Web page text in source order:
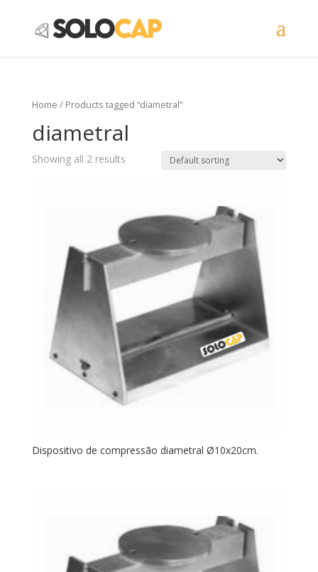
Home / Products tagged “diametral”
diametral
Showing all 2 results
Dispositivo de compressão diametral Ø10x20cm.